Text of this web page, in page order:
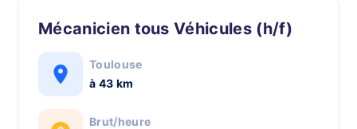
Mécanicien tous Véhicules (h/f)
Toulouse
à 43 km
Brut/heure